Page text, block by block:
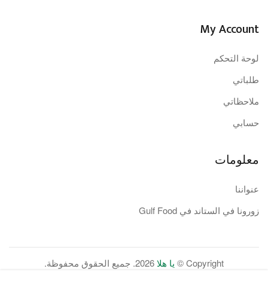
My Account
لوحة التحكم
طلباتي
ملاحظاتي
حسابي
معلومات
عنواننا
زورونا في الستاند في Gulf Food
Copyright © يا هلا